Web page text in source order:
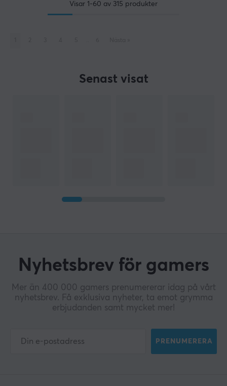
Visar 1-60 av 315 produkter
Senast visat
Nyhetsbrev för gamers
Mer än 400 000 gamers prenumererar idag på vårt
nyhetsbrev. Få exklusiva nyheter, ta emot grymma
erbjudanden samt mycket mer!
PRENUMERERA